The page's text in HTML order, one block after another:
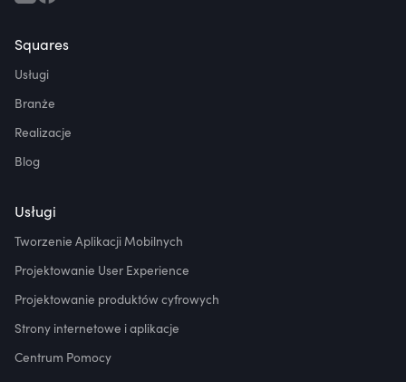
Squares
Usługi
Branże
Realizacje
Blog
Usługi
Tworzenie Aplikacji Mobilnych
Projektowanie User Experience
Projektowanie produktów cyfrowych
Strony internetowe i aplikacje
Centrum Pomocy